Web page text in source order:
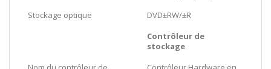
Stockage optique
DVD±RW/±R
Contrôleur de
stockage